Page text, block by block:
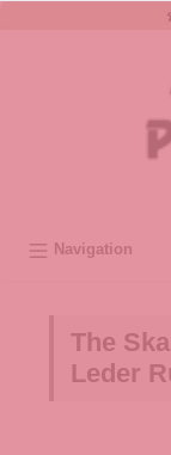
Navigation
The
Leder